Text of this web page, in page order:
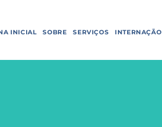
INICIAL SOBRE SERVIÇOS INTERNAÇÃO